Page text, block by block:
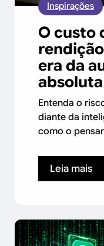
Inspirações
O custo
era da
absoluta
Entenda o
diante da
como o
Leia mais